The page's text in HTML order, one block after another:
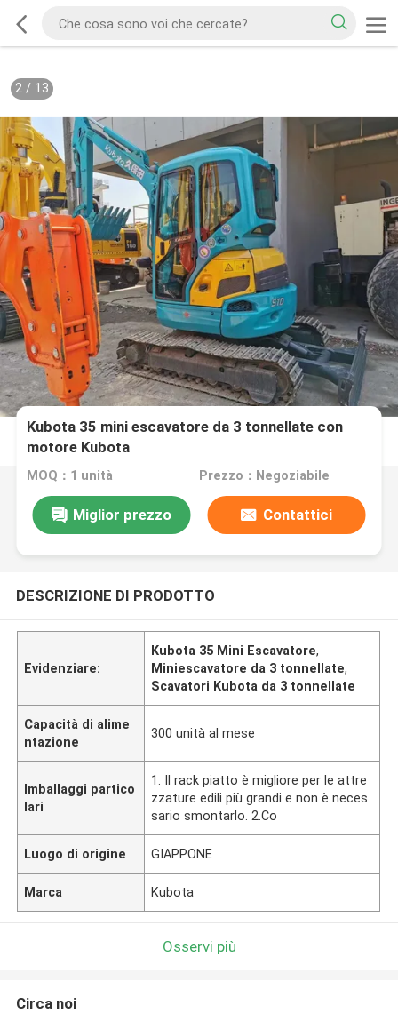
2/ 13
Kubota 35 mini escavatore da 3 tonnellate con
motore Kubota
MOQ：1 unità Prezzo：Negoziabile
Miglior prezzo Contattici
DESCRIZIONE DI PRODOTTO
Evidenziare:
Kubota 35 Mini Escavatore,
Miniescavatore da 3 tonnellate,
Scavatori Kubota da 3 tonnellate
Capacità di alime
ntazione
300 unità al mese
Imballaggi partico
lari
1. Il rack piatto è migliore per le attre
zzature edili più grandi e non è neces
sario smontarlo. 2.Co
Luogo di origine GIAPPONE
Marca Kubota
Osservi più
Circa noi